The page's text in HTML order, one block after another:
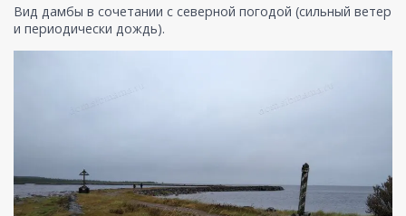
Вид дамбы в сочетании с северной погодой (сильный ветер
и периодически дождь).